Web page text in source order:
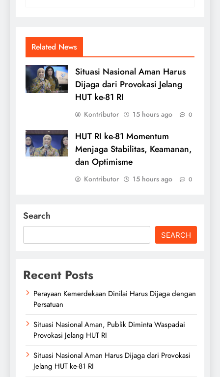
Related News
Situasi Nasional Aman Harus
Dijaga dari Provokasi Jelang
HUT ke-81 RI
Kontributor 15 hours ago 0
HUT RI ke-81 Momentum
Menjaga Stabilitas, Keamanan,
dan Optimisme
Kontributor 15 hours ago 0
Search
SEARCH
Recent Posts
Perayaan Kemerdekaan Dinilai Harus Dijaga dengan
Persatuan
Situasi Nasional Aman, Publik Diminta Waspadai
Provokasi Jelang HUT RI
Situasi Nasional Aman Harus Dijaga dari Provokasi
Jelang HUT ke-81 RI